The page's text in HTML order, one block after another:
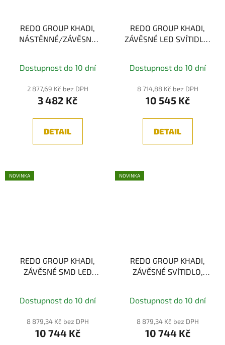
REDO GROUP KHADI,
NÁSTĚNNÉ/ZÁVĚSNÉ
Dostupnost do 10 dní
2 877,69 Kč bez DPH
3 482 Kč
DETAIL
REDO GROUP KHADI,
ZÁVĚSNÉ LED SVÍTIDLO,
Dostupnost do 10 dní
8 714,88 Kč bez DPH
10 545 Kč
DETAIL
NOVINKA
REDO GROUP KHADI,
ZÁVĚSNÉ SMD LED
Dostupnost do 10 dní
8 879,34 Kč bez DPH
10 744 Kč
NOVINKA
REDO GROUP KHADI,
ZÁVĚSNÉ SVÍTIDLO,
Dostupnost do 10 dní
8 879,34 Kč bez DPH
10 744 Kč